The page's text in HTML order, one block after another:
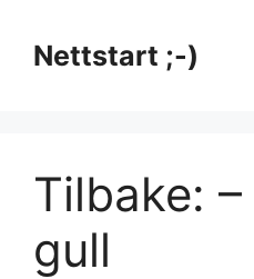
innholdNettstart ;-)
Tilbake:
gull